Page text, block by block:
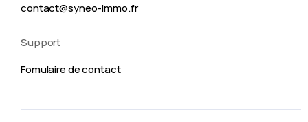
contact@syneo-immo.fr
Support
Fomulaire de contact